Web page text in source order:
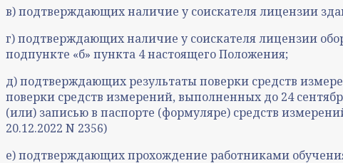
в) подтверждающих наличие у соискателя лицензии
г) подтверждающих наличие у соискателя лицензии
подпункте «б» пункта 4 настоящего Положения;
д) подтверждающих результаты поверки средств
поверки средств измерений, выполненных до 24
(или) записью в паспорте (формуляре) средств
20.12.2022 N 2356)
е) подтверждающих прохождение работниками